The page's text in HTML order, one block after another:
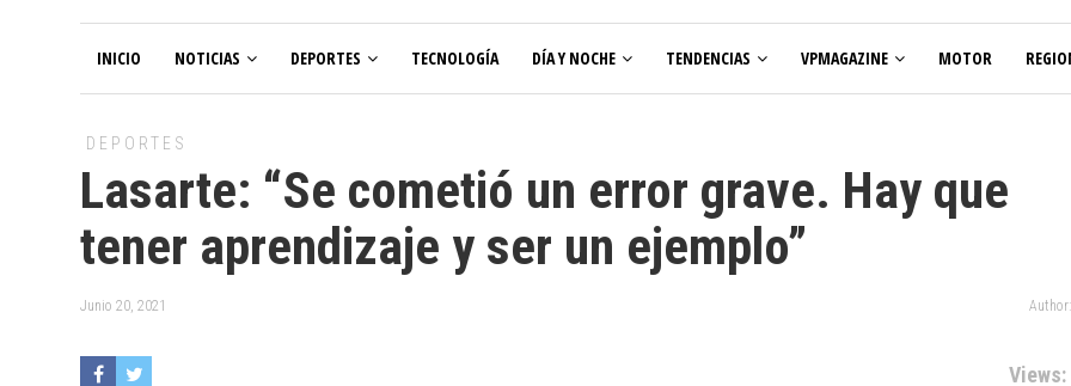
INICIO NOTICIAS DEPORTES TECNOLOGÍA DÍA Y NOCHE TENDENCIAS VPMAGAZINE MOTOR
DEPORTES
Lasarte: “Se cometió un error grave. Hay que
tener aprendizaje y ser un ejemplo”
Junio 20, 2021
Views: